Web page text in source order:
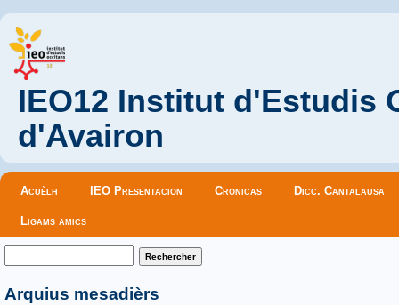
IEO12 Institut d'Estudis
d'Avairon
Menu principal
Acuèlh IEO Presentacion Cronicas Dicc. Cantalausa
Ligams amics
Formulaire de recherche
Arquius mesadièrs